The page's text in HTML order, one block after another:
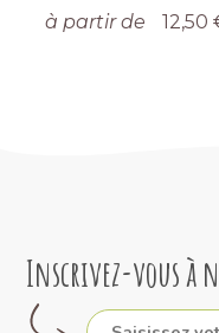
à partir de 12,50
Inscrivez-vous à